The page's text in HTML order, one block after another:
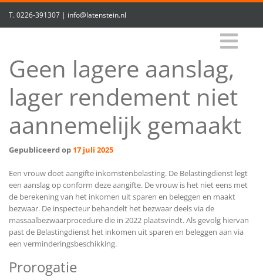
T.0226-391307 | info@latenstein.nl
Geen lagere aanslag,
lager rendement niet
aannemelijk gemaakt
Gepubliceerd op 17 juli 2025
Een vrouw doet aangifte inkomstenbelasting. De Belastingdienst legt
een aanslag op conform deze aangifte. De vrouw is het niet eens met
de berekening van het inkomen uit sparen en beleggen en maakt
bezwaar. De inspecteur behandelt het bezwaar deels via de
massaalbezwaarprocedure die in 2022 plaatsvindt. Als gevolg hiervan
past de Belastingdienst het inkomen uit sparen en beleggen aan via
een verminderingsbeschikking.
Prorogatie